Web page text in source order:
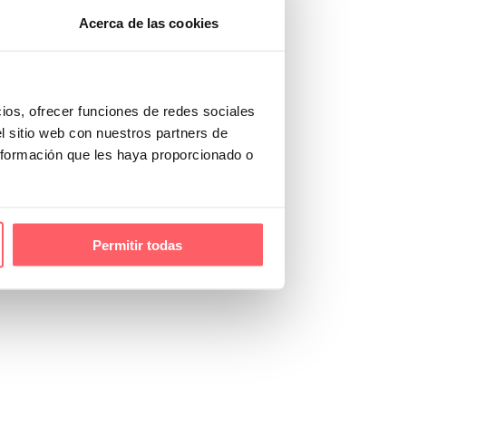
Acerca de las cookies
ofrecer funciones de redes sociales
sitio web con nuestros partners de
que les haya proporcionado o
Permitir todas